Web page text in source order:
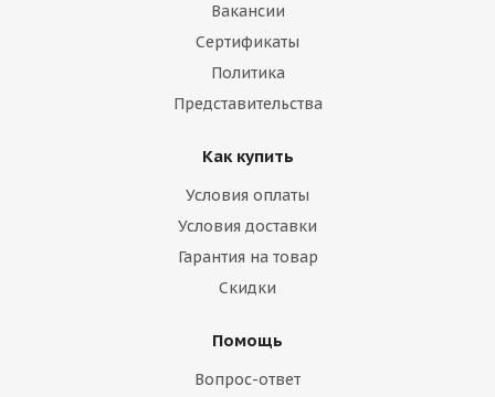
Вакансии
Сертификаты
Политика
Представительства
Как купить
Условия оплаты
Условия доставки
Гарантия на товар
Скидки
Помощь
Вопрос-ответ